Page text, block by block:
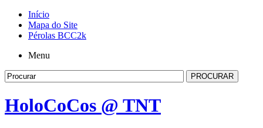
Início
Mapa do Site
Pérolas BCC2k
Menu
HoloCoCos @ TNT